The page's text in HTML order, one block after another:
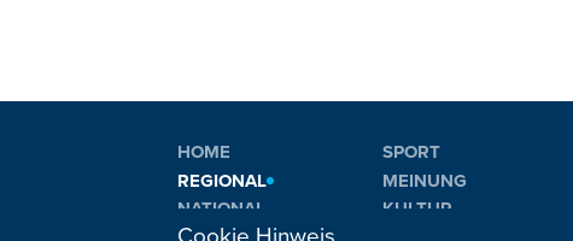
HOME
REGIONAL
NATIONAL
SPORT
MEINUNG
KULTUR